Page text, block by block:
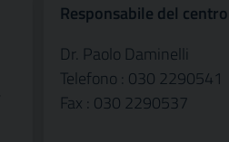
Responsabile del centro
Dr. Paolo Daminelli
Telefono : 030 2290541
Fax : 030 2290537